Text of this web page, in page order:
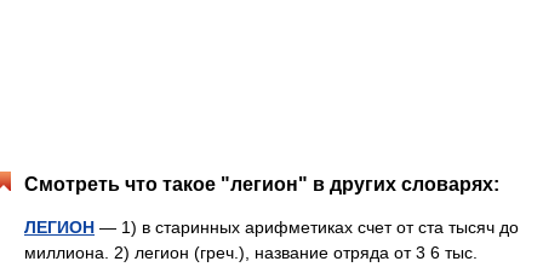
Смотреть что такое "легион" в других словарях:
ЛЕГИОН — 1) в старинных арифметиках счет от ста тысяч до
миллиона. 2) легион (греч.), название отряда от 3 6 тыс.